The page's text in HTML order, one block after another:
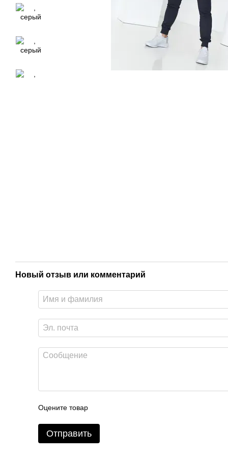
Новый отзыв или комментарий
Оцените товар
Отправить